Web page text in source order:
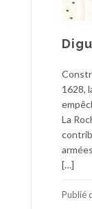
1628,
La
[…]
Publié